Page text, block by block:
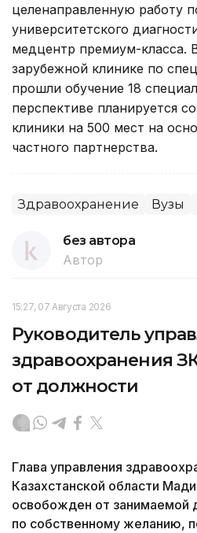
целенаправленную работу
университетского
медцентр премиум-класса.
зарубежной клинике по
прошли обучение 18
перспективе планируется
клиники на 500 мест на
частного партнерства.
Здравоохранение Вузы
без автора
Автор
15:27, 07 Августа 2026
Руководитель
здравоохранения
от должности
Глава управления
Казахстанской области
освобожден от занимаемой
по собственному желанию,